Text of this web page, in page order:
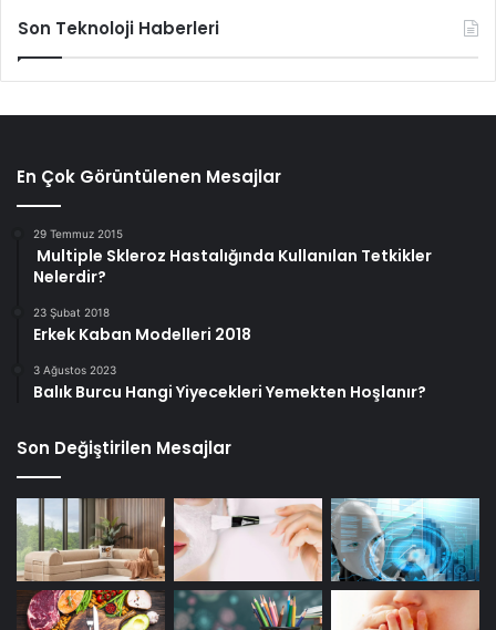
Son Teknoloji Haberleri
En Çok Görüntülenen Mesajlar
29 Temmuz 2015
Multiple Skleroz Hastalığında Kullanılan Tetkikler
Nelerdir?
23 Şubat 2018
Erkek Kaban Modelleri 2018
3 Ağustos 2023
Balık Burcu Hangi Yiyecekleri Yemekten Hoşlanır?
Son Değiştirilen Mesajlar